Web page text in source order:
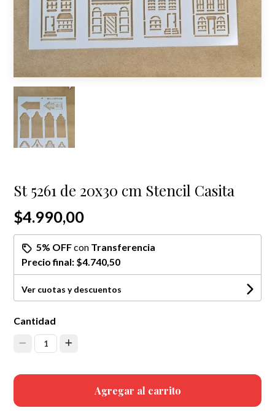
St 5261 de 20x30 cm Stencil Casita
$4.990,00
5% OFFcon Transferencia
Precio final: $4.740,50
Ver cuotas y descuentos
Cantidad
1
Agregar al carrito